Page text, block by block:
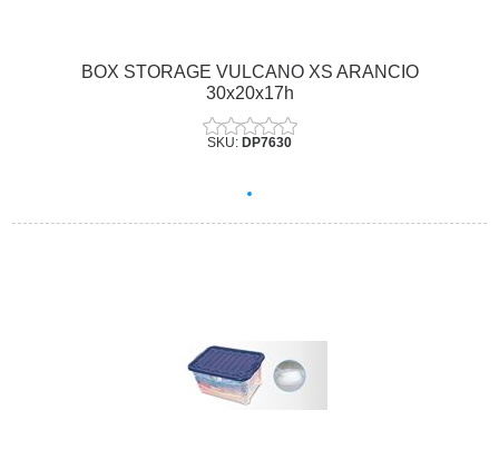
BOX STORAGE VULCANO XS ARANCIO
30x20x17h
SKU: DP7630